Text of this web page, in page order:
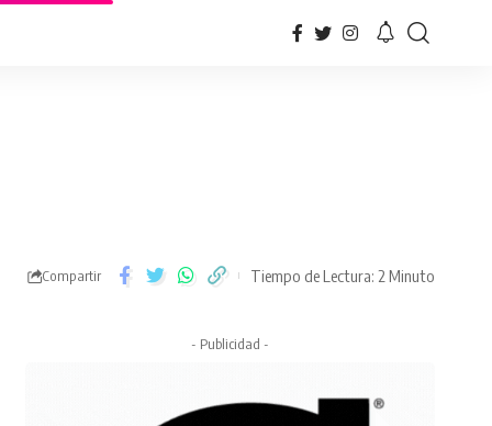
Compartir Tiempo de Lectura: 2 Minuto
- Publicidad -